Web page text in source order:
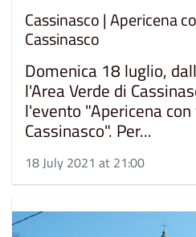
Cassinasco | Apericena
Cassinasco
Domenica 18 luglio,
l'Area Verde di
l'evento "Apericena
Cassinasco". Per...
18 July 2021 at 21:00